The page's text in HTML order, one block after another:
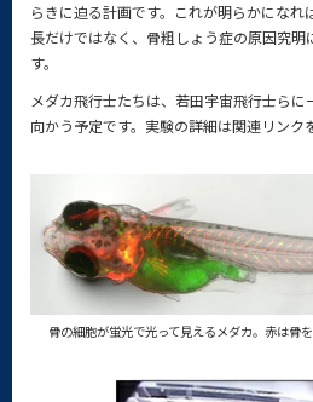
らきに迫る計画です。これが明らかにな
長だけではなく、骨粗しょう症の原因究
す。
メダカ飛行士たちは、若田宇宙飛行士ら
向かう予定です。実験の詳細は関連リンク
骨の細胞が蛍光で光って見えるメダカ。赤は骨